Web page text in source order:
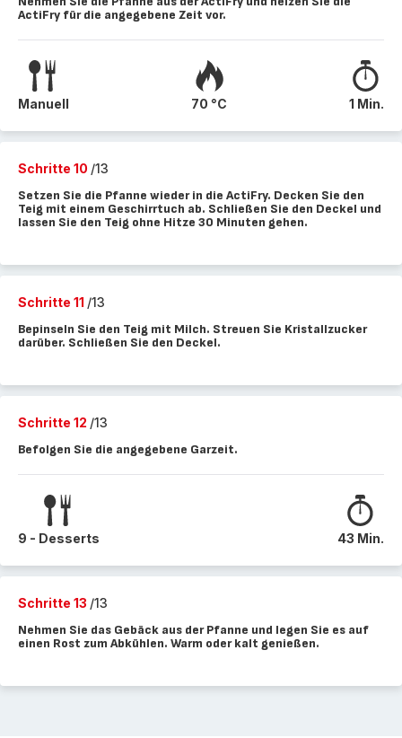
ActiFry für die angegebene Zeit vor.
Manuell 70 °C 1 Min.
Schritte 10 /13
Setzen Sie die Pfanne wieder in die ActiFry. Decken Sie den
Teig mit einem Geschirrtuch ab. Schließen Sie den Deckel und
lassen Sie den Teig ohne Hitze 30 Minuten gehen.
Schritte 11 /13
Bepinseln Sie den Teig mit Milch. Streuen Sie Kristallzucker
darüber. Schließen Sie den Deckel.
Schritte 12 /13
Befolgen Sie die angegebene Garzeit.
9 - Desserts 43 Min.
Schritte 13 /13
Nehmen Sie das Gebäck aus der Pfanne und legen Sie es auf
einen Rost zum Abkühlen. Warm oder kalt genießen.